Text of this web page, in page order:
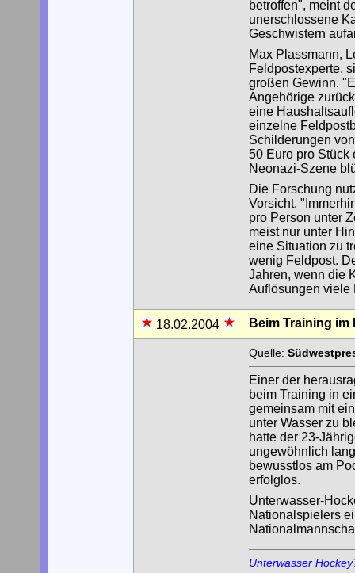
betroffen", meint
unerschlossene
Geschwistern
Max Plassmann,
Feldpostexperte,
großen Gewinn.
Angehörige
eine
einzelne
Schilderungen
50 Euro pro Stück
Neonazi-Szene
Die Forschung
Vorsicht.
pro Person unter
meist nur unter
eine Situation zu
wenig Feldpost.
Jahren, wenn die
Auflösungen viele
18.02.2004 Beim Training
Quelle:
Einer der
beim Training in
gemeinsam mit
unter Wasser zu
hatte der 23-
ungewöhnlich
bewusstlos am
erfolglos.
Unterwasser-
Nationalspielers
Unterwasser